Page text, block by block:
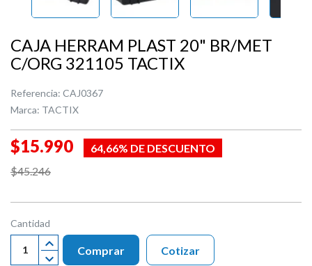
CAJA HERRAM PLAST 20" BR/MET
C/ORG 321105 TACTIX
Referencia: CAJ0367
Marca: TACTIX
$15.990
64,66% DE DESCUENTO
$45.246
Cantidad
Comprar Cotizar